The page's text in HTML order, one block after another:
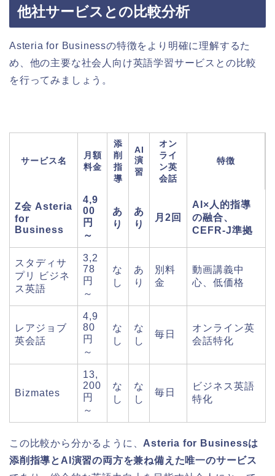
他社サービスとの比較分析
Asteria for Businessの特徴をより明確に理解するた
め、他の主要な社会人向け英語学習サービスとの比較
を行ってみましょう。
サービス名
月額
料金
添
削
指
導
AI
演
習
オン
ライ
ン英
会話
特徴
Z会 Asteria
for
Business
4,9
00
円
～
あ
り
あ
り
月2回
AI×人的指導
の融合、
CEFR-J準拠
スタディサ
プリ ビジネ
ス英語
3,2
78
円
～
な
し
あ
り
別料
金
動画講義中
心、低価格
レアジョブ
英会話
4,9
80
円
～
な
し
な
し
毎日
オンライン英
会話特化
Bizmates
13,
200
円
～
な
し
な
し
毎日
ビジネス英語
特化
この比較から分かるように、 Asteria for Businessは
添削指導とAI演習の両方を兼ね備えた唯一のサービス